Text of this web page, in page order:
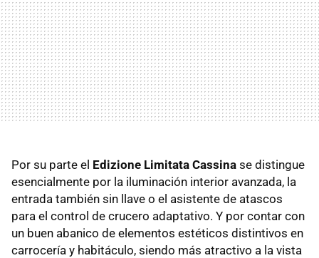
Por su parte el Edizione Limitata Cassina se distingue
esencialmente por la iluminación interior avanzada, la
entrada también sin llave o el asistente de atascos
para el control de crucero adaptativo. Y por contar con
un buen abanico de elementos estéticos distintivos en
carrocería y habitáculo, siendo más atractivo a la vista